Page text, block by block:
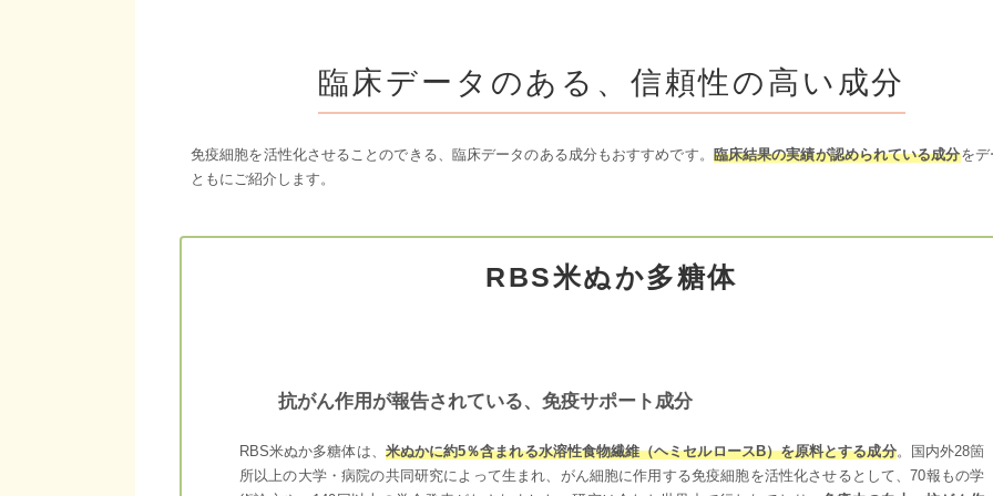
臨床データのある、 信頼性の高い成分
免疫細胞を活性化させることのできる、臨床データのある成分もおすすめです。 臨床結果の実績が認められている成分をデ
ともにご紹介します。
RBS米ぬか多糖体
抗がん作用が報告されている、免疫サポート成分
RBS米ぬか多糖体は、 米ぬかに約5％含まれる水溶性食物繊維（ヘミセルロースB）を原料とする成分。国内外28箇
所以上の大学・病院の共同研究によって生まれ、がん細胞に作用する免疫細胞を活性化させるとして、70報もの学